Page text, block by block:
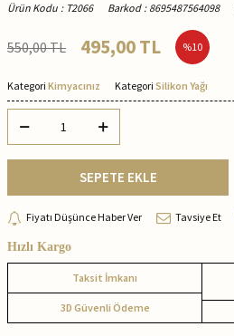
Ürün Kodu : T2066 Barkod : 8695487564098
550,00TL 495,00TL %10
Kategori Kimyacınız Kategori Silikon Yağı
SEPETE EKLE
Fiyatı Düşünce Haber Ver Tavsiye Et
Hızlı Kargo
Taksit İmkanı
3D Güvenli Ödeme